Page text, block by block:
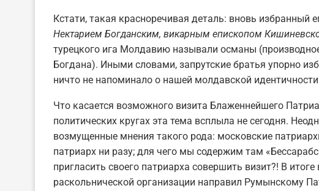
Кстати, такая красноречивая деталь: вновь избранный
Нектарием Богданским, викарным епископом
турецкого ига Молдавию называли османы
Богдана). Иными словами, запрутские братья упорно
ничто не напоминало о нашей молдавской
Что касается возможного визита Блаженнейшего
политических кругах эта тема всплыла не сегодня.
возмущенные мнения такого рода: московские
патриарх ни разу; для чего мы содержим там
пригласить своего патриарха совершить визит?! В
раскольнической организации направил Румынскому